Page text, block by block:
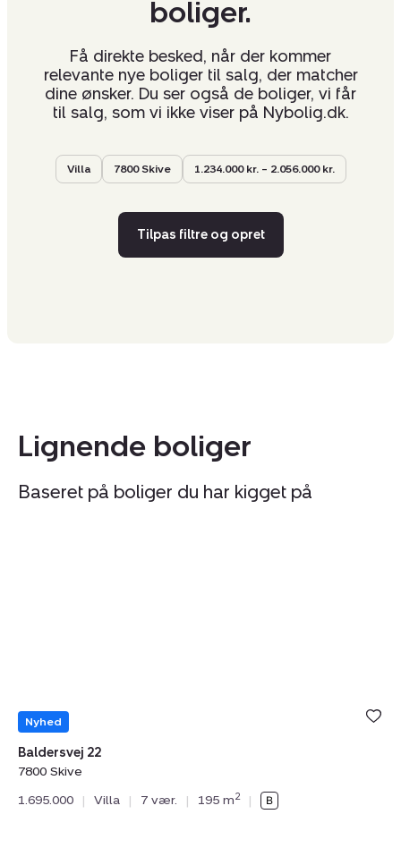
boliger.
Få direkte besked, når der kommer
relevante nye boliger til salg, der matcher
dine ønsker. Du ser også de boliger, vi får
til salg, som vi ikke viser på Nybolig.dk.
Villa 7800 Skive 1.234.000 kr. – 2.056.000 kr.
Tilpas filtre og opret
Lignende boliger
Baseret på boliger du har kigget på
Nyhed
Baldersvej 22
7800 Skive
1.695.000
| Villa | 7 vær. | 195 m2 |